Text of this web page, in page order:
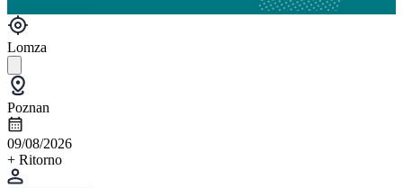
Lomza
Poznan
09/08/2026
+ Ritorno